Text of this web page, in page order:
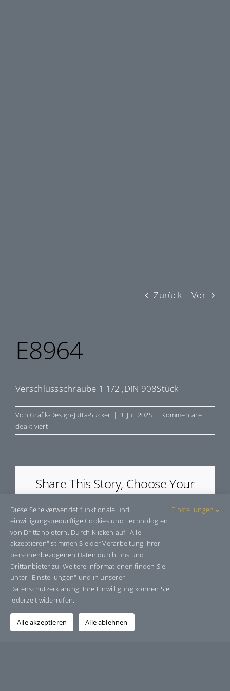
Zurück Vor
E8964
Verschlussschraube 1 1/2 ‚DIN 908Stück
VonGrafik-Design-Jutta-Sucker | 3. Juli 2025 | Kommentare
deaktiviertfür
E8964
Share This Story, Choose Your
Platform!
Facebook BlueskyReddit LinkedInWhatsAppTelegram
E-
Mail
Über den Autor:Grafik-Design-Jutta-Sucker
Diese Seite verwendet funktionale und
einwilligungsbedürftige Cookies und Technologien
von Drittanbietern. Durch Klicken auf "Alle
akzeptieren" stimmen Sie der Verarbeitung Ihrer
personenbezogenen Daten durch uns und
Drittanbieter zu. Weitere Informationen finden Sie
unter "Einstellungen" und in unserer
Datenschutzerklärung. Ihre Einwilligung können Sie
jederzeit widerrufen.
Einstellungen
Alle akzeptieren Alle ablehnen